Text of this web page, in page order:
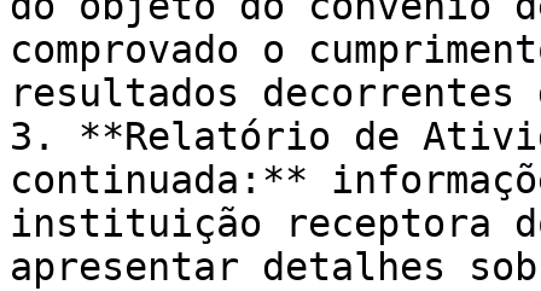
comprovado o
resultados decorrentes
3. **Relatório de
continuada:**
instituição receptora
apresentar detalhes